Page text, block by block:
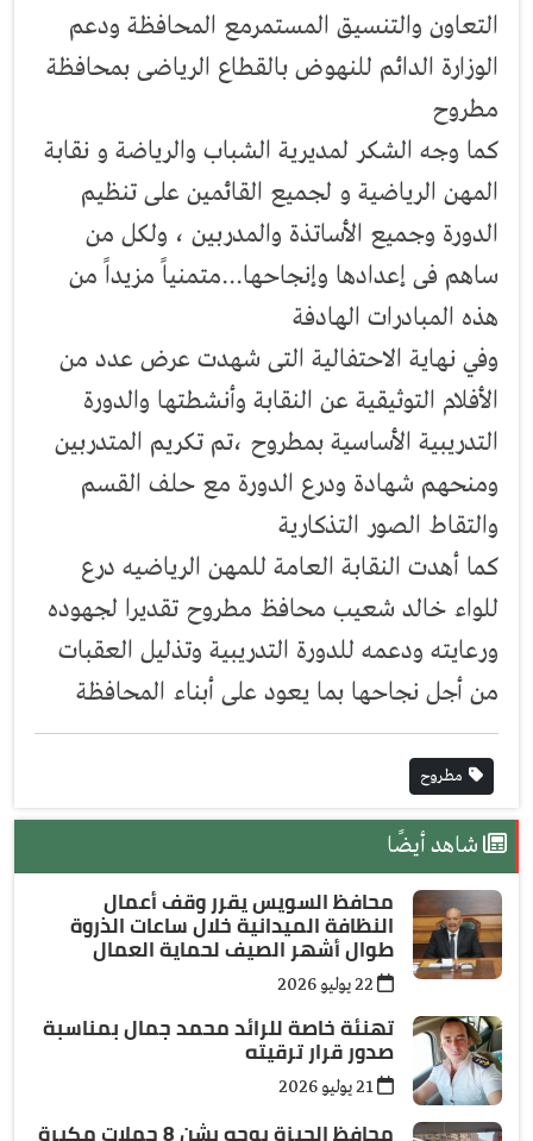
التعاون والتنسيق المستمرمع المحافظة ودعم
الوزارة الدائم للنهوض بالقطاع الرياضى بمحافظة
مطروح
كما وجه الشكر لمديرية الشباب والرياضة و نقابة
المهن الرياضية و لجميع القائمين على تنظيم
الدورة وجميع الأساتذة والمدربين ، ولكل من
ساهم فى إعدادها وإنجاحها...متمنياً مزيداً من
هذه المبادرات الهادفة
وفي نهاية الاحتفالية التى شهدت عرض عدد من
الأفلام التوثيقية عن النقابة وأنشطتها والدورة
التدريبية الأساسية بمطروح ،تم تكريم المتدربين
ومنحهم شهادة ودرع الدورة مع حلف القسم
والتقاط الصور التذكارية
كما أهدت النقابة العامة للمهن الرياضيه درع
للواء خالد شعيب محافظ مطروح تقديرا لجهوده
ورعايته ودعمه للدورة التدريبية وتذليل العقبات
من أجل نجاحها بما يعود على أبناء المحافظة
مطروح
شاهد أيضًا
محافظ السويس يقرر وقف أعمال
النظافة الميدانية خلال ساعات الذروة
طوال أشهر الصيف لحماية العمال
تهنئة خاصة للرائد محمد جمال بمناسبة
صدور قرار ترقيته